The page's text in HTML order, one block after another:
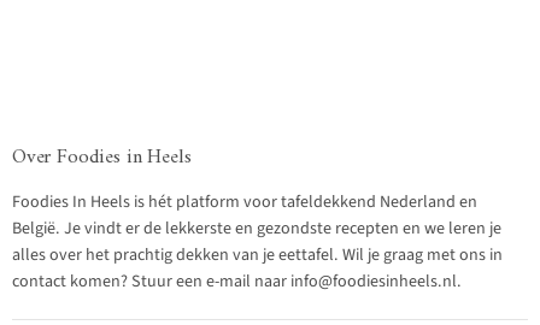
Over Foodies in Heels
Foodies In Heels is hét platform voor tafeldekkend Nederland en
België. Je vindt er de lekkerste en gezondste recepten en we leren je
alles over het prachtig dekken van je eettafel. Wil je graag met ons in
contact komen? Stuur een e-mail naar info@foodiesinheels.nl.